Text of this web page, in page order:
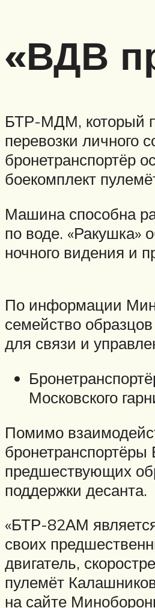
«ВДВ
БТР-МДМ, который
перевозки личного
бронетранспортёр
боекомплект
Машина способна
по воде.
ночного видения и
По информации
семейство
для связи и
Московского
Помимо
предшествующих
поддержки десанта.
«БТР-82АМ
своих
двигатель,
пулемёт
на сайте